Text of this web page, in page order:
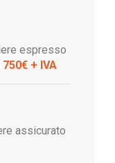
espresso
750€ + IVA
assicurato